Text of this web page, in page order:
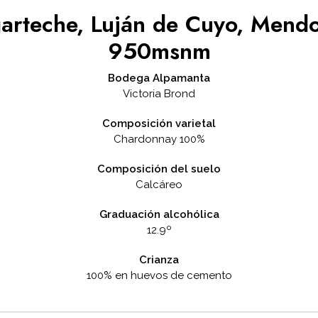
Luján de Cuyo,
950msnm
Bodega Alpamanta
Victoria Brond
Composición varietal
Chardonnay 100%
Composición del suelo
Calcáreo
Graduación alcohólica
12.9º
Crianza
100% en huevos de cemento